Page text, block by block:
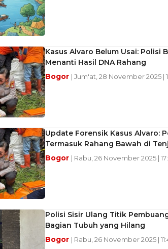
Kasus Alvaro Belum Usai: Polisi
Menanti Hasil DNA Rahang
Bogor | Jum'at, 28 November 2025 |
Update Forensik Kasus Alvaro:
Termasuk Rahang Bawah di
Bogor | Rabu, 26 November 2025 |
Polisi Sisir Ulang Titik
Bagian Tubuh yang Hilang
Bogor | Rabu, 26 November 2025 |